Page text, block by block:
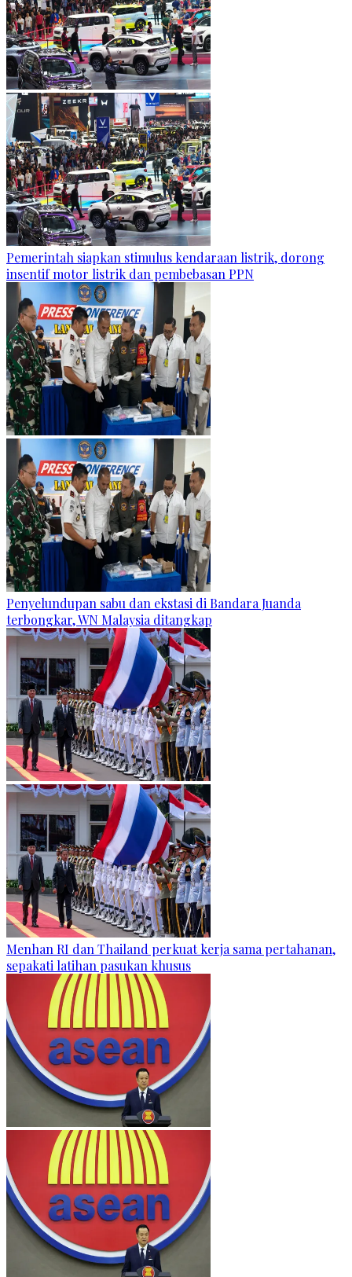
Pemerintah siapkan stimulus kendaraan listrik, dorong
insentif motor listrik dan pembebasan PPN
Penyelundupan sabu dan ekstasi di Bandara Juanda
terbongkar, WN Malaysia ditangkap
Menhan RI dan Thailand perkuat kerja sama pertahanan,
sepakati latihan pasukan khusus